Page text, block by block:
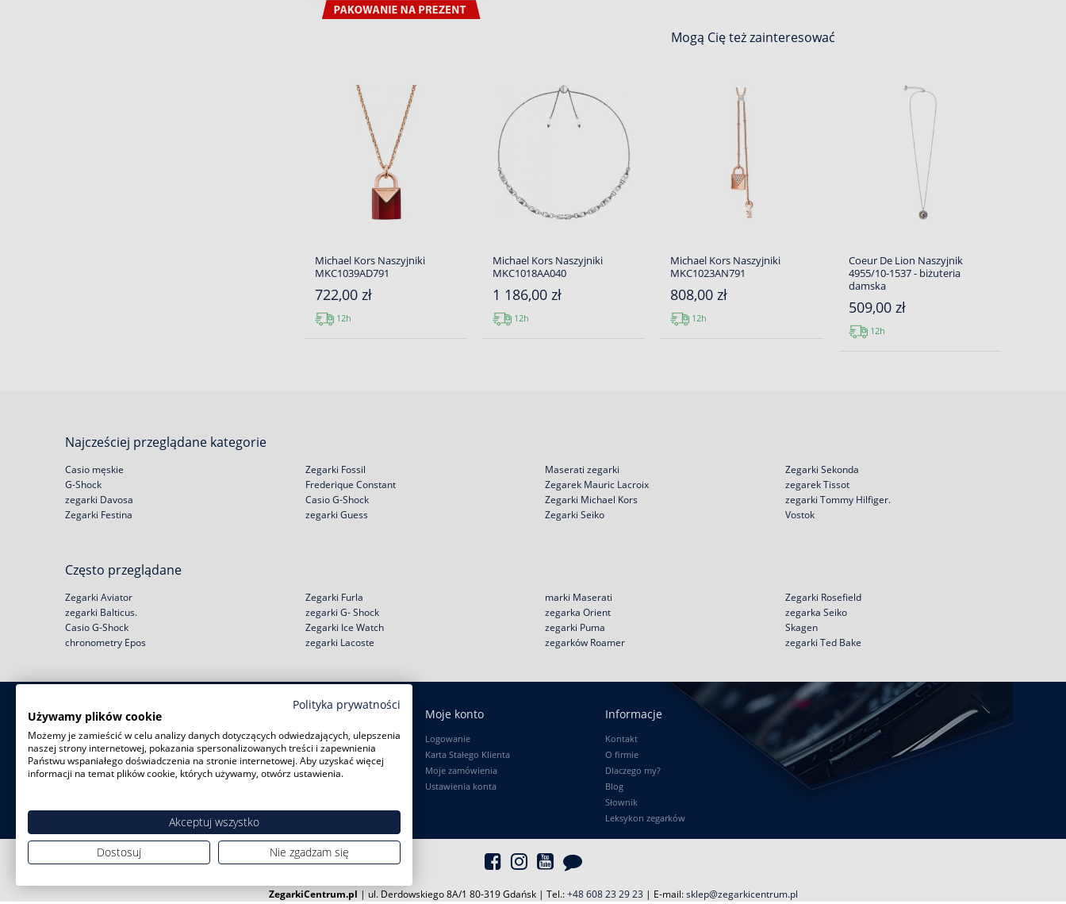
Mogą Cię też zainteresować
Michael Kors Naszyjniki
MKC1039AD791
722,00 zł
12h
Michael Kors Naszyjniki
MKC1018AA040
1 186,00 zł
12h
Michael Kors Naszyjniki
MKC1023AN791
808,00 zł
12h
Coeur De Lion Naszyjnik
4955/10-1537 - biżuteria
damska
509,00 zł
12h
Najcześciej przeglądane kategorie
Casio męskie
G-Shock
zegarki Davosa
Zegarki Festina
Zegarki Fossil
Frederique Constant
Casio G-Shock
zegarki Guess
Maserati zegarki
Zegarek Mauric Lacroix
Zegarki Michael Kors
Zegarki Seiko
Zegarki Sekonda
zegarek Tissot
zegarki Tommy Hilfiger.
Vostok
Często przeglądane
Zegarki Aviator
zegarki Balticus.
Casio G-Shock
chronometry Epos
Zegarki Furla
zegarki G- Shock
Zegarki Ice Watch
zegarki Lacoste
marki Maserati
zegarka Orient
zegarki Puma
zegarków Roamer
Zegarki Rosefield
zegarka Seiko
Skagen
zegarki Ted Bake
Zakupy
Zwroty i wymiany
Negocjacja ceny
Rabat na start!
Reklamacje
Regulamin
Jak kupić na raty?
Zużyty sprzęt
Moje konto
Logowanie
Karta Stałego Klienta
Moje zamówienia
Ustawienia konta
Informacje
Kontakt
O firmie
Dlaczego my?
Blog
Słownik
Leksykon zegarków
ZegarkiCentrum.pl | ul. Derdowskiego 8A/1 80-319 Gdańsk | Tel.:+48 608 23 29 23 | E-mail:sklep@zegarkicentrum.pl
Polityka prywatności
Używamy plików cookie
Możemy je zamieścić w celu analizy danych dotyczących odwiedzających, ulepszenia
naszej strony internetowej, pokazania spersonalizowanych treści i zapewnienia
Państwu wspaniałego doświadczenia na stronie internetowej. Aby uzyskać więcej
informacji na temat plików cookie, których używamy, otwórz ustawienia.
Akceptuj wszystko
Dostosuj
Nie zgadzam się